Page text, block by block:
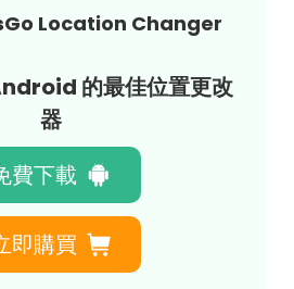
Location Changer
的最佳位置更改
器
費下載
即購買